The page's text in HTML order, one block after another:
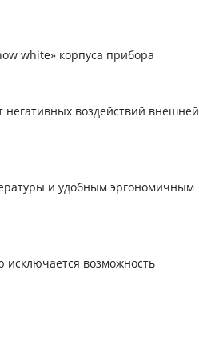
white» корпуса прибора
воздействий внешней
и удобным эргономичным
исключается возможность